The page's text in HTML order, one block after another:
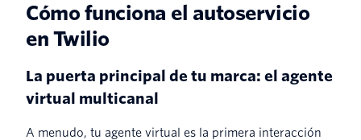
Cómo funciona el autoservicio
en Twilio
La puerta principal de tu marca: el agente
virtual multicanal
A menudo, tu agente virtual es la primera interacción